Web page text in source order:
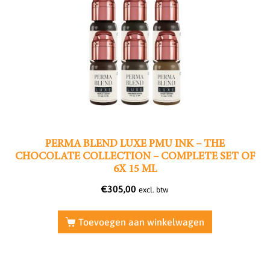
PERMA BLEND LUXE PMU INK – THE
CHOCOLATE COLLECTION – COMPLETE SET OF
6X 15 ML
€305,00 excl. btw
Toevoegen aan winkelwagen